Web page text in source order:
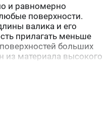
и равномерно
поверхности.
валика и его
прилагать меньше
больших
из материала высокого
труда моется, не